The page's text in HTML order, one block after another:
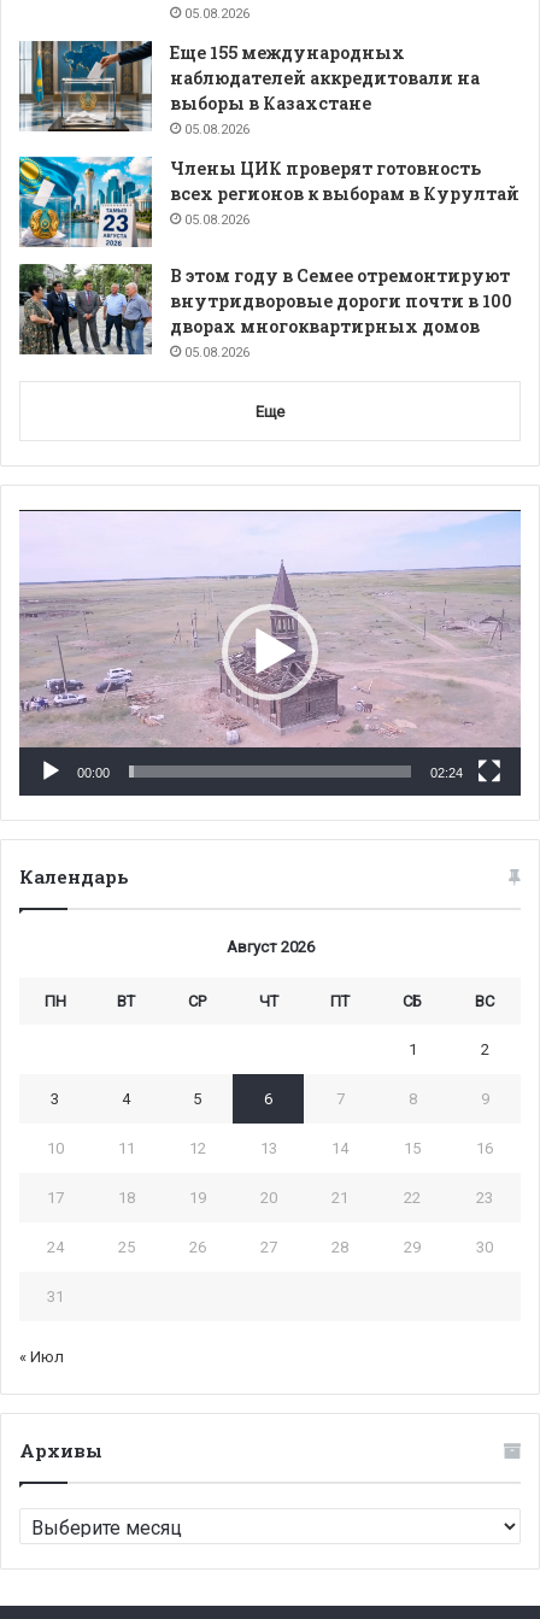
05.08.2026
Еще 155 международных
наблюдателей аккредитовали на
выборы в Казахстане
05.08.2026
Члены ЦИК проверят готовность
всех регионов к выборам в Курултай
05.08.2026
В этом году в Семее отремонтируют
внутридворовые дороги почти в 100
дворах многоквартирных домов
05.08.2026
Еще
00:00 02:24
Календарь
Август 2026
ПН ВТ СР ЧТ ПТ СБ ВС
1 2
3 4 5 6 7 8 9
10 11 12 13 14 15 16
17 18 19 20 21 22 23
24 25 26 27 28 29 30
31
« Июл
Архивы
Архивы